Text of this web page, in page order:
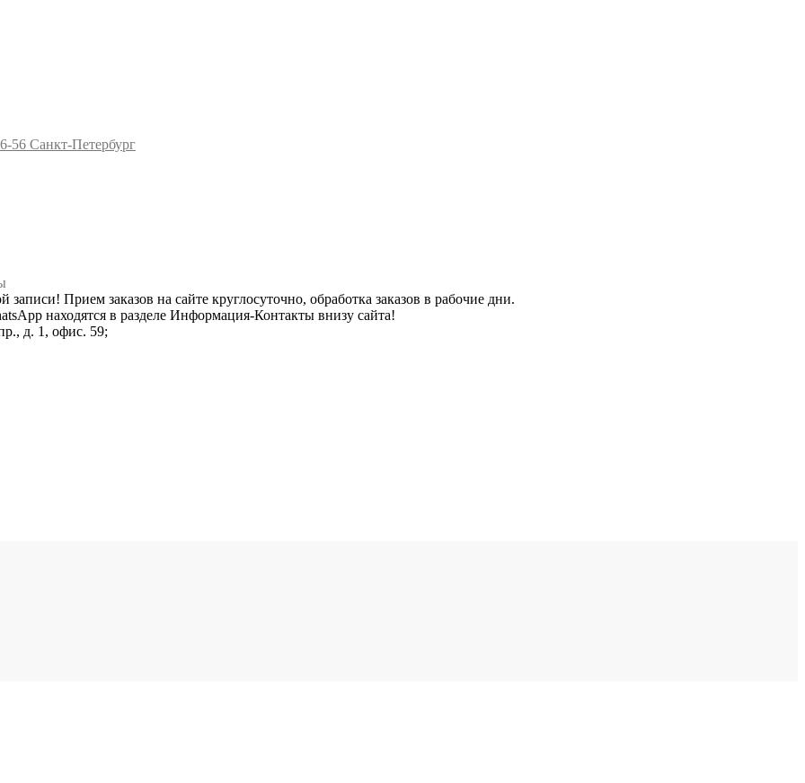
56 Санкт-Петербург
Прием заказов на сайте круглосуточно, обработка заказов в рабочие дни.
находятся в разделе Информация-Контакты внизу сайта!
д. 1, офис. 59;